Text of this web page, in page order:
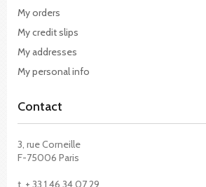
My orders
My credit slips
My addresses
My personal info
Contact
3, rue Corneille
F-75006 Paris
t. + 33 1 46 34 07 29